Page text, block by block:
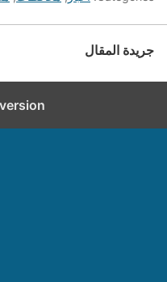
جريدة المقال